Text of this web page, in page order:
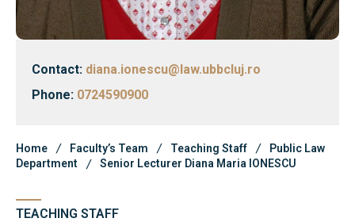
Library & Magazines
Contact
Contact: diana.ionescu@law.ubbcluj.ro
Phone: 0724590900
Home Faculty’s Team Teaching Staff
Public Law
Department
Senior Lecturer Diana Maria IONESCU
TEACHING STAFF